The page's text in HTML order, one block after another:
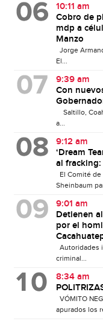
10:11 am
Cobro de
mdp a
Manzo
Jorge
El...
9:39 am
Con
Saltillo,
a...
9:12 am
‘Dream
al fracking:
El Comité
Sheinbaum
9:01 am
Detienen
por el
Autoridades
criminal...
8:34 am
VÓMITO
apurados los